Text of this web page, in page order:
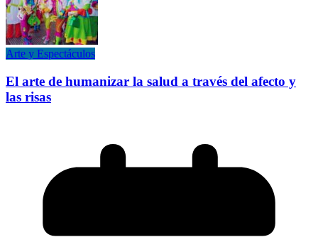
Arte y Espectáculos
El arte de humanizar la salud a través del afecto y
las risas